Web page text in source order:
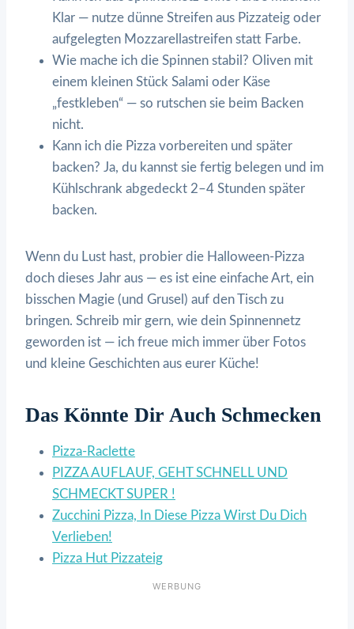
Klar — nutze dünne Streifen aus Pizzateig oder
aufgelegten Mozzarellastreifen statt Farbe.
Wie mache ich die Spinnen stabil? Oliven mit
einem kleinen Stück Salami oder Käse
„festkleben“ — so rutschen sie beim Backen
nicht.
Kann ich die Pizza vorbereiten und später
backen? Ja, du kannst sie fertig belegen und im
Kühlschrank abgedeckt 2–4 Stunden später
backen.
Wenn du Lust hast, probier die Halloween-Pizza
doch dieses Jahr aus — es ist eine einfache Art, ein
bisschen Magie (und Grusel) auf den Tisch zu
bringen. Schreib mir gern, wie dein Spinnennetz
geworden ist — ich freue mich immer über Fotos
und kleine Geschichten aus eurer Küche!
Das Könnte Dir Auch Schmecken
Pizza-Raclette
PIZZA AUFLAUF, GEHT SCHNELL UND
SCHMECKT SUPER !
Zucchini Pizza, In Diese Pizza Wirst Du Dich
Verlieben!
Pizza Hut Pizzateig
WERBUNG